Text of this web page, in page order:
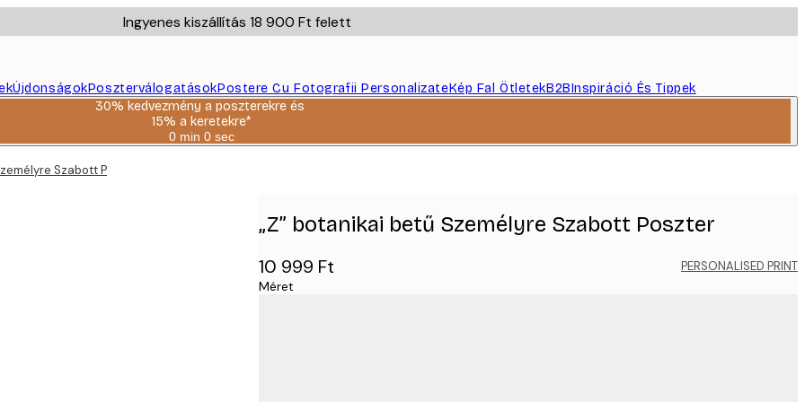
Ingyenes kiszállítás 18 900 Ft felett
ÚjdonságokPoszterválogatásokPostere Cu Fotografii PersonalizateKép Fal ÖtletekB2BInspiráció És Tippek
30% kedvezmény a poszterekre és
15% a keretekre*
0 min 0 sec
Érvényes:
Szabott Poszter
„Z” botanikai betű Személyre Szabott Poszter
10 999 Ft PERSONALISED PRINT
Méret